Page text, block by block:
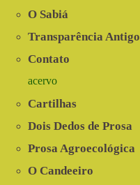
O Sabiá
Transparência Antigo
Contato
acervo
Cartilhas
Dois Dedos de Prosa
Prosa Agroecológica
O Candeeiro